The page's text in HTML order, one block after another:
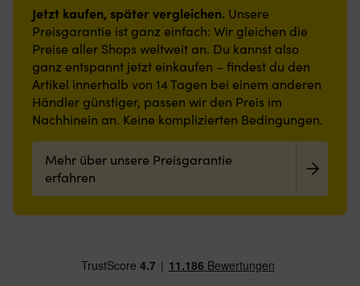
Jetzt kaufen, später vergleichen. Unsere
Preisgarantie ist ganz einfach: Wir gleichen die
Preise aller Shops weltweit an. Du kannst also
ganz entspannt jetzt einkaufen – findest du den
Artikel innerhalb von 14 Tagen bei einem anderen
Händler günstiger, passen wir den Preis im
Nachhinein an. Keine komplizierten Bedingungen.
Mehr über unsere Preisgarantie
erfahren